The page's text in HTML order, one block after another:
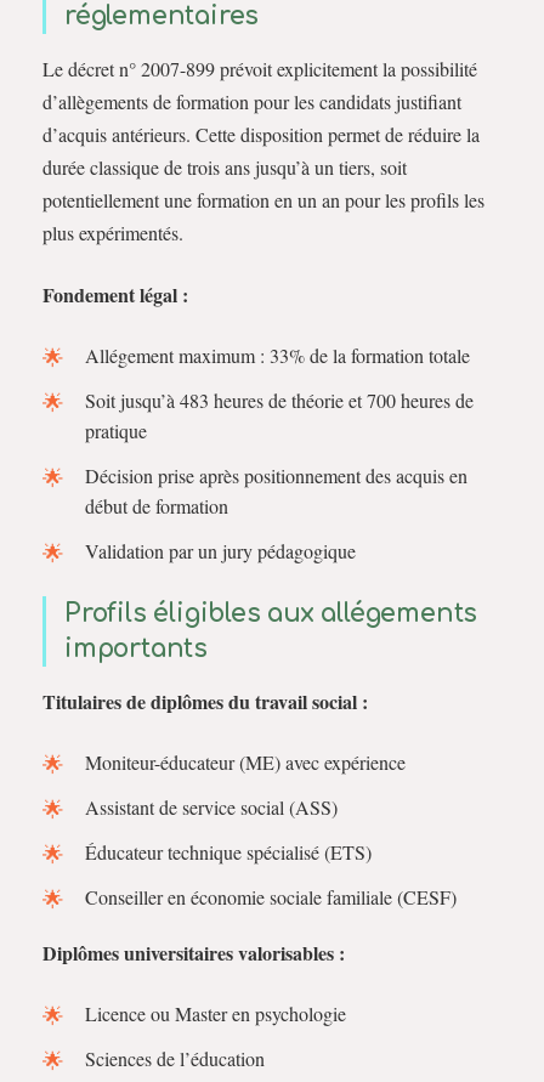
réglementaires
Le décret n° 2007-899 prévoit explicitement la possibilité
d’allègements de formation pour les candidats justifiant
d’acquis antérieurs. Cette disposition permet de réduire la
durée classique de trois ans jusqu’à un tiers, soit
potentiellement une formation en un an pour les profils les
plus expérimentés.
Fondement légal :
Allégement maximum : 33% de la formation totale
Soit jusqu’à 483 heures de théorie et 700 heures de
pratique
Décision prise après positionnement des acquis en
début de formation
Validation par un jury pédagogique
Profils éligibles aux allégements
importants
Titulaires de diplômes du travail social :
Moniteur-éducateur (ME) avec expérience
Assistant de service social (ASS)
Éducateur technique spécialisé (ETS)
Conseiller en économie sociale familiale (CESF)
Diplômes universitaires valorisables :
Licence ou Master en psychologie
Sciences de l’éducation